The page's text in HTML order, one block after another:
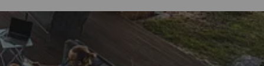
Trusted Shops